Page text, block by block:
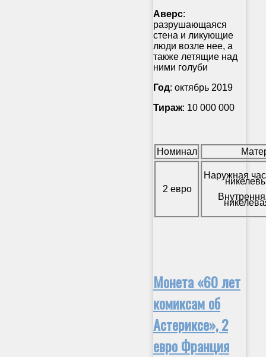
Аверс:
разрушающаяся
стена и ликующие
люди возле нее, а
также летящие над
ними голуби
Год: октябрь 2019
Тираж: 10 000 000
Номинал
2 евро
Наружная
Монета «60 лет
комиксам об
Астериксе», 2
евро Франция